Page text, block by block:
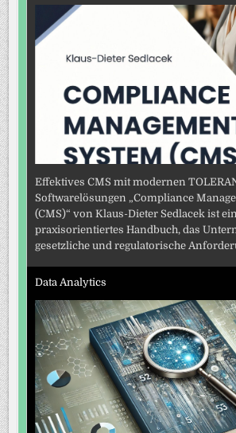
Effektives CMS mit modernen
Softwarelösungen „Compliance
(CMS)“ von Klaus-Dieter Sedlacek ist ein
praxisorientiertes Handbuch, das
gesetzliche und regulatorische
Data Analytics